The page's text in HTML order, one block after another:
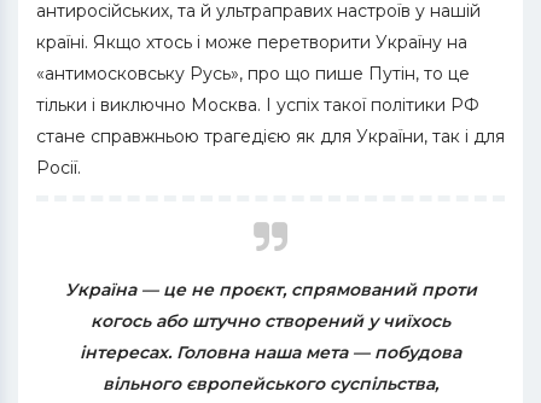
антиросійських, та й ультраправих настроїв у нашій
країні. Якщо хтось і може перетворити Україну на
«антимосковську Русь», про що пише Путін, то це
тільки і виключно Москва. І успіх такої політики РФ
стане справжньою трагедією як для України, так і для
Росії.
Україна — це не проєкт, спрямований проти
когось або штучно створений у чиїхось
інтересах. Головна наша мета — побудова
вільного європейського суспільства,